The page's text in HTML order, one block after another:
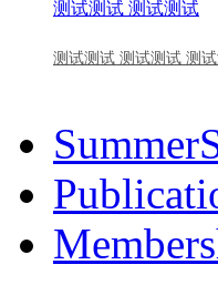
测试测试 测试测试 测